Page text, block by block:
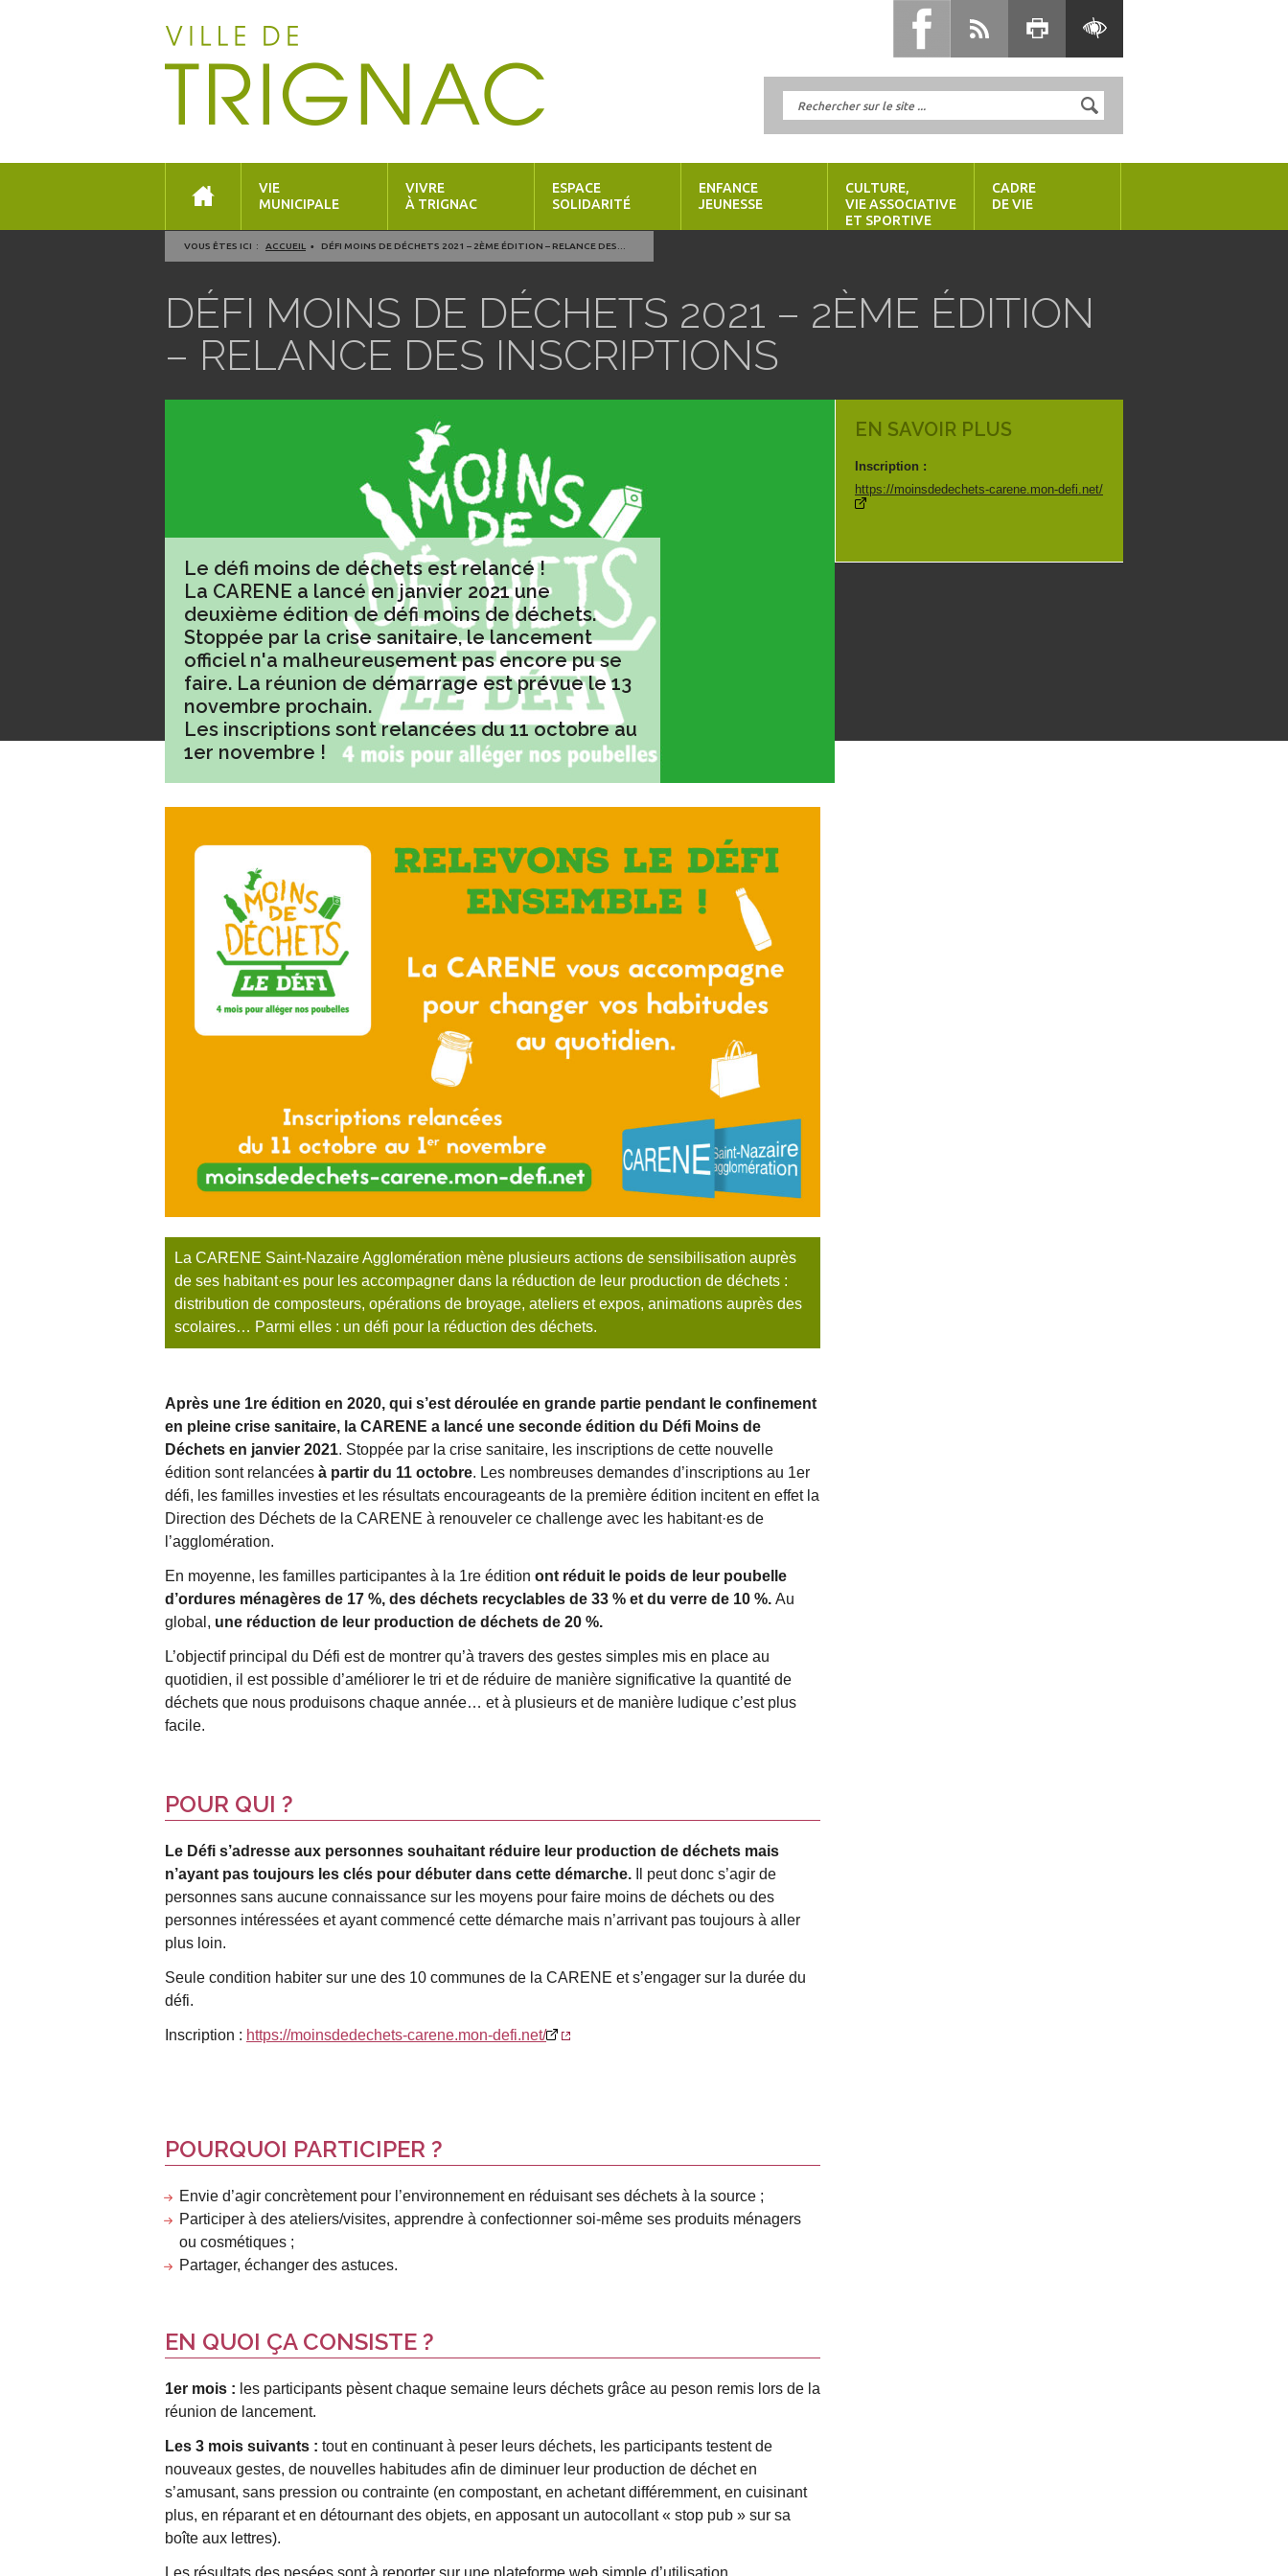
VIE
MUNICIPALE
VIVRE
À TRIGNAC
ESPACE
SOLIDARITÉ
ENFANCE
JEUNESSE
CULTURE,
VIE ASSOCIATIVE
ET SPORTIVE
CADRE
DE VIE
VOUS ÊTES ICI : ACCUEIL DÉFI MOINS DE DÉCHETS 2021 – 2ÈME ÉDITION – RELANCE DES...
DÉFI MOINS DE DÉCHETS 2021 – 2ÈME ÉDITION
– RELANCE DES INSCRIPTIONS
Le défi moins de déchets est relancé !
La CARENE a lancé en janvier 2021 une
deuxième édition de défi moins de déchets.
Stoppée par la crise sanitaire, le lancement
officiel n'a malheureusement pas encore pu se
faire. La réunion de démarrage est prévue le 13
novembre prochain.
Les inscriptions sont relancées du 11 octobre au
1er novembre !
La CARENE Saint-Nazaire Agglomération mène plusieurs actions de sensibilisation auprès
de ses habitant·es pour les accompagner dans la réduction de leur production de déchets :
distribution de composteurs, opérations de broyage, ateliers et expos, animations auprès des
scolaires… Parmi elles : un défi pour la réduction des déchets.
Après une 1re édition en 2020, qui s’est déroulée en grande partie pendant le confinement
en pleine crise sanitaire, la CARENE a lancé une seconde édition du Défi Moins de
Déchets en janvier 2021. Stoppée par la crise sanitaire, les inscriptions de cette nouvelle
édition sont relancées à partir du 11 octobre. Les nombreuses demandes d’inscriptions au 1er
défi, les familles investies et les résultats encourageants de la première édition incitent en effet la
Direction des Déchets de la CARENE à renouveler ce challenge avec les habitant·es de
l’agglomération.
En moyenne, les familles participantes à la 1re édition ont réduit le poids de leur poubelle
d’ordures ménagères de 17 %, des déchets recyclables de 33 % et du verre de 10 %. Au
global, une réduction de leur production de déchets de 20 %.
L’objectif principal du Défi est de montrer qu’à travers des gestes simples mis en place au
quotidien, il est possible d’améliorer le tri et de réduire de manière significative la quantité de
déchets que nous produisons chaque année… et à plusieurs et de manière ludique c’est plus
facile.
POUR QUI ?
Le Défi s’adresse aux personnes souhaitant réduire leur production de déchets mais
n’ayant pas toujours les clés pour débuter dans cette démarche. Il peut donc s’agir de
personnes sans aucune connaissance sur les moyens pour faire moins de déchets ou des
personnes intéressées et ayant commencé cette démarche mais n’arrivant pas toujours à aller
plus loin.
Seule condition habiter sur une des 10 communes de la CARENE et s’engager sur la durée du
défi.
Inscription : https://moinsdedechets-carene.mon-defi.net/
POURQUOI PARTICIPER ?
Envie d’agir concrètement pour l’environnement en réduisant ses déchets à la source ;
Participer à des ateliers/visites, apprendre à confectionner soi-même ses produits ménagers
ou cosmétiques ;
Partager, échanger des astuces.
EN QUOI ÇA CONSISTE ?
1er mois : les participants pèsent chaque semaine leurs déchets grâce au peson remis lors de la
réunion de lancement.
Les 3 mois suivants : tout en continuant à peser leurs déchets, les participants testent de
nouveaux gestes, de nouvelles habitudes afin de diminuer leur production de déchet en
s’amusant, sans pression ou contrainte (en compostant, en achetant différemment, en cuisinant
plus, en réparant et en détournant des objets, en apposant un autocollant « stop pub » sur sa
boîte aux lettres).
Les résultats des pesées sont à reporter sur une plateforme web simple d’utilisation.
EN SAVOIR PLUS
Inscription :
https://moinsdedechets-carene.mon-defi.net/